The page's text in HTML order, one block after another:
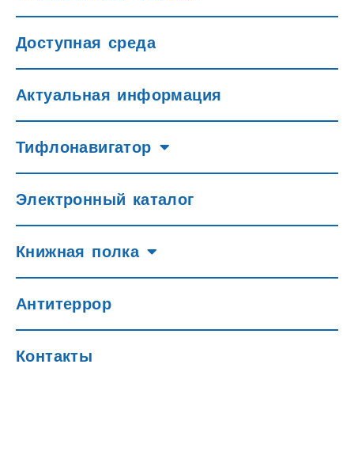
Доступная среда
Актуальная информация
Тифлонавигатор
Электронный каталог
Книжная полка
Антитеррор
Контакты